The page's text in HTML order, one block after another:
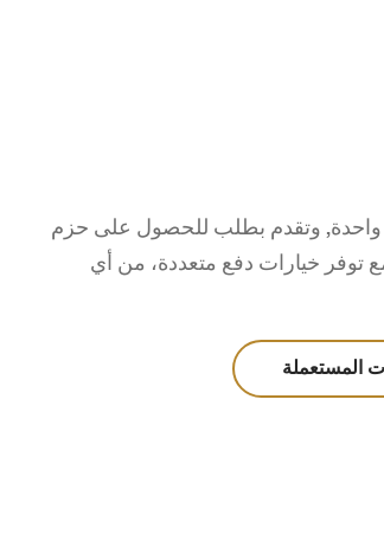
وتقدم بطلب للحصول على حزم
توفر خيارات دفع متعددة، من أي
المستعملة